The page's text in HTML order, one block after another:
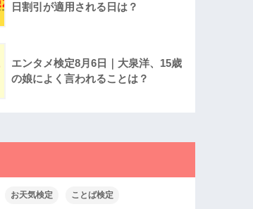
日割引が適用される日は？
エンタメ検定8月6日｜大泉洋、15歳
の娘によく言われることは？
お天気検定 ことば検定